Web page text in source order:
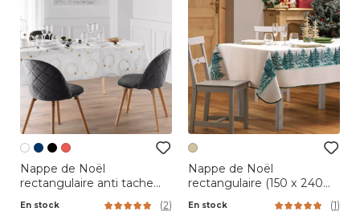
Nappe de Noël
rectangulaire anti tache
(150 x 300 cm) Star Blanc
et doré
En stock (2)
Nappe de Noël
rectangulaire (150 x 240
En stock (1)